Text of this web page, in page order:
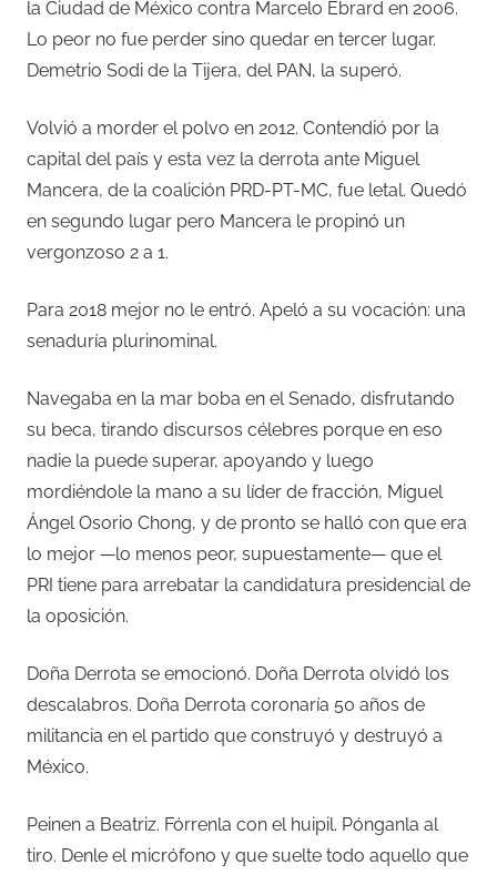
la Ciudad de México contra Marcelo Ebrard en 2006.
Lo peor no fue perder sino quedar en tercer lugar.
Demetrio Sodi de la Tijera, del PAN, la superó.
Volvió a morder el polvo en 2012. Contendió por la
capital del país y esta vez la derrota ante Miguel
Mancera, de la coalición PRD-PT-MC, fue letal. Quedó
en segundo lugar pero Mancera le propinó un
vergonzoso 2 a 1.
Para 2018 mejor no le entró. Apeló a su vocación: una
senaduría plurinominal.
Navegaba en la mar boba en el Senado, disfrutando
su beca, tirando discursos célebres porque en eso
nadie la puede superar, apoyando y luego
mordiéndole la mano a su líder de fracción, Miguel
Ángel Osorio Chong, y de pronto se halló con que era
lo mejor —lo menos peor, supuestamente— que el
PRI tiene para arrebatar la candidatura presidencial de
la oposición.
Doña Derrota se emocionó. Doña Derrota olvidó los
descalabros. Doña Derrota coronaría 50 años de
militancia en el partido que construyó y destruyó a
México.
Peinen a Beatriz. Fórrenla con el huipil. Pónganla al
tiro. Denle el micrófono y que suelte todo aquello que